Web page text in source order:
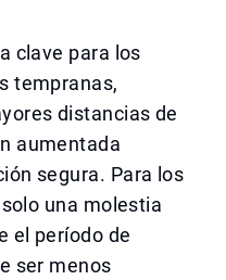
clave para los
tempranas,
distancias de
aumentada
segura. Para los
una molestia
el período de
ser menos